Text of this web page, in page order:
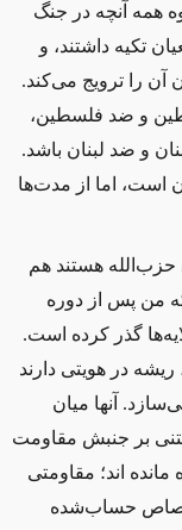
تا سال ۱۹۸۲، به‌علاوه همه آنچه در جنگ
تکیه داشتند، و
آن را ترویج می‌کند.
و ضد فلسطین،
و ضد لبنان باشد.
است، اما از مدت‌ها
حزب‌الله هستند هم
من پس از دوره
گذر کرده است.
ریشه در هویتی دارند
آنها میان
بر جنبش مقاومت
اند؛ مقاومتی
حساب‌شده